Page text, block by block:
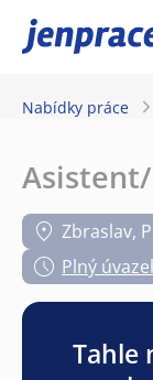
JenPráce.cz
Nabídky práce
Zbraslav,
Plný
Tahle